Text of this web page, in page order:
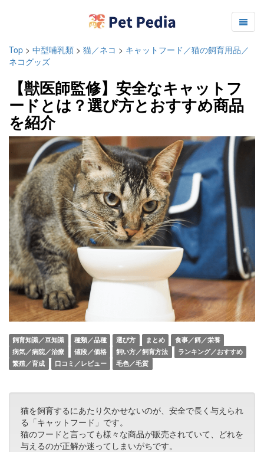
Top > 中型哺乳類 > 猫／ネコ > キャットフード／猫の飼育用品／
ネコグッズ
【獣医師監修】安全なキャットフ
ードとは？選び方とおすすめ商品
を紹介
飼育知識／豆知識 種類／品種 選び方 まとめ
食事／餌／栄養
病気／病院／治療
値段／価格 飼い方／飼育方法
ランキング／おすすめ
繁殖／育成
口コミ／レビュー 毛色／毛質
猫を飼育するにあたり欠かせないのが、安全で長く与えられ
る「キャットフード」です。
猫のフードと言っても様々な商品が販売されていて、どれを
与えるのが正解か迷ってしまいがちです。